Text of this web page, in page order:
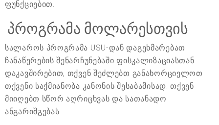
ფუნქციებით.
პროგრამა მოლარესთვის
სალაროს პროგრამა USU-დან დაგეხმარებათ
ჩანაწერების შენარჩუნებაში ფისკალიზაციასთან
დაკავშირებით, თქვენ შეძლებთ განახორციელოთ
თქვენი საქმიანობა კანონის შესაბამისად. თქვენ
მიიღებთ სწორ აღრიცხვას და სათანადო
ანგარიშგებას.